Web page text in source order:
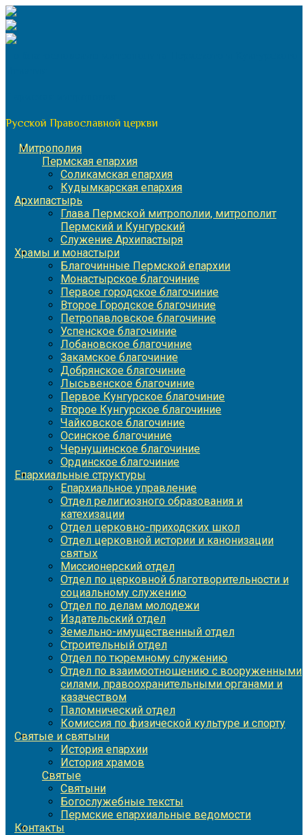
Перейти
к
содержимому
Русской Православной церкви
Митрополия
Пермская епархия
Соликамская епархия
Кудымкарская епархия
Архипастырь
Глава Пермской митрополии, митрополит
Пермский и Кунгурский
Служение Архипастыря
Храмы и монастыри
Благочинные Пермской епархии
Монастырское благочиние
Первое городское благочиние
Второе Городское благочиние
Петропавловское благочиние
Успенское благочиние
Лобановское благочиние
Закамское благочиние
Добрянское благочиние
Лысьвенское благочиние
Первое Кунгурское благочиние
Второе Кунгурское благочиние
Чайковское благочиние
Осинское благочиние
Чернушинское благочиние
Ординское благочиние
Епархиальные структуры
Епархиальное управление
Отдел религиозного образования и
катехизации
Отдел церковно-приходских школ
Отдел церковной истории и канонизации
святых
Миссионерский отдел
Отдел по церковной благотворительности и
социальному служению
Отдел по делам молодежи
Издательский отдел
Земельно-имущественный отдел
Строительный отдел
Отдел по тюремному служению
Отдел по взаимоотношению с вооруженными
силами, правоохранительными органами и
казачеством
Паломнический отдел
Комиссия по физической культуре и спорту
Святые и святыни
История епархии
История храмов
Святые
Святыни
Богослужебные тексты
Пермские епархиальные ведомости
Контакты